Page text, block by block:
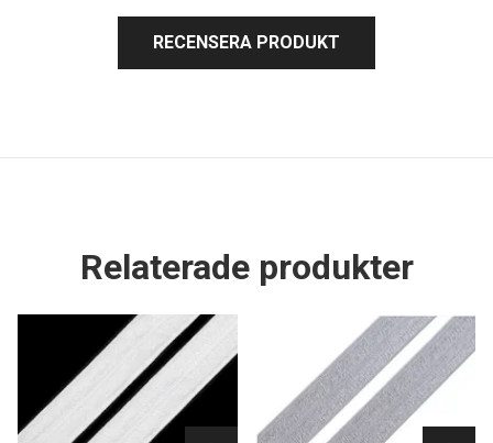
RECENSERA PRODUKT
Relaterade produkter